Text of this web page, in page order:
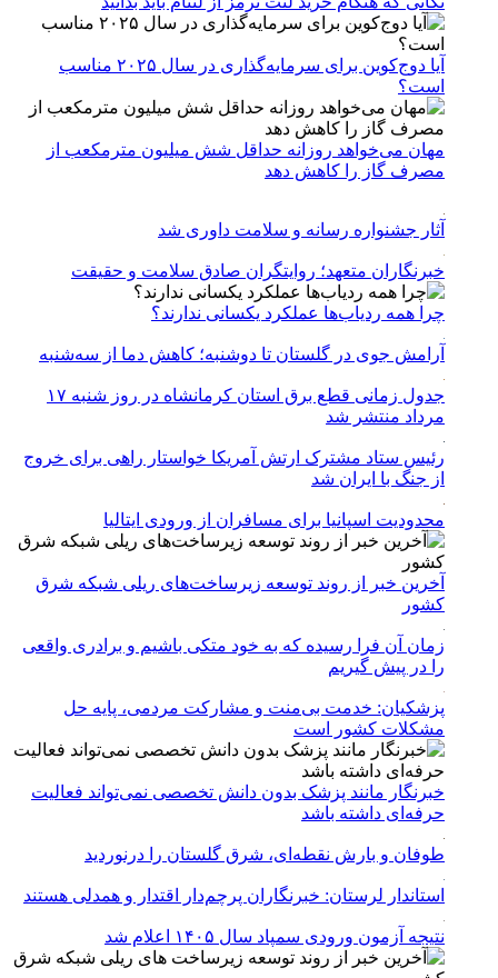
آیا دوج‌کوین برای سرمایه‌گذاری در سال ۲۰۲۵ مناسب
است؟
مهان می‌خواهد روزانه حداقل شش میلیون مترمکعب از
مصرف گاز را کاهش دهد
آثار جشنواره رسانه و سلامت داوری شد
خبرنگاران متعهد؛ روایتگران صادق سلامت و حقیقت
چرا همه ردیاب‌ها عملکرد یکسانی ندارند؟
آرامش جوی در گلستان تا دوشنبه؛ کاهش دما از سه‌شنبه
جدول زمانی قطع برق استان کرمانشاه در روز شنبه ۱۷
مرداد منتشر شد
رئیس ستاد مشترک ارتش آمریکا خواستار راهی برای خروج
از جنگ با ایران شد
محدودیت اسپانیا برای مسافران از ورودی ایتالیا
آخرین خبر از روند توسعه زیرساخت‌های ریلی شبکه شرق
کشور
زمان آن فرا رسیده که به خود متکی باشیم و برادری واقعی
را در پیش گیریم
پزشکیان: خدمت بی‌منت و مشارکت مردمی، پایه حل
مشکلات کشور است
خبرنگار مانند پزشک بدون دانش تخصصی نمی‌تواند فعالیت
حرفه‌ای داشته باشد
طوفان و بارش نقطه‌ای، شرق گلستان را درنوردید
استاندار لرستان: خبرنگاران پرچم‌دار اقتدار و همدلی هستند
نتیجه آزمون ورودی سمپاد سال ۱۴۰۵ اعلام شد